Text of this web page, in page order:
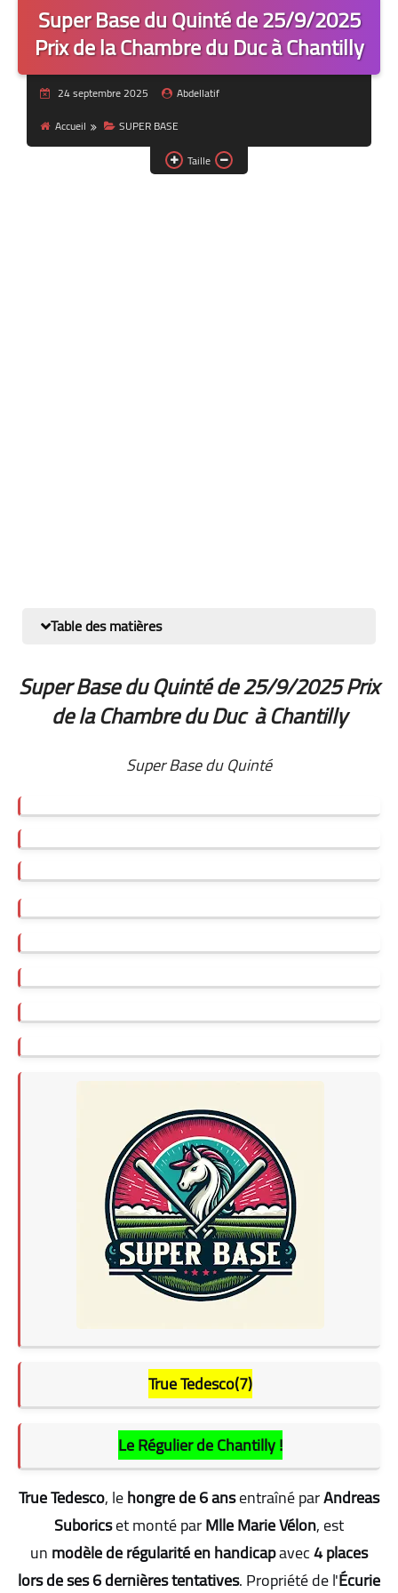
Super Base du Quinté de 25/9/2025
Prix de la Chambre du Duc à Chantilly
24 septembre 2025
Abdellatif
Accueil
SUPER BASE
Taille
Table des matières
Super Base du Quinté de 25/9/2025 Prix
de la Chambre du Duc à Chantilly
Super Base du Quinté
True Tedesco(7)
Le Régulier de Chantilly !
True Tedesco, lehongre de 6 ansentraîné parAndreas
Suboricset monté parMlle Marie Vélon, est
unmodèle de régularité en handicapavec4 places
lors de ses 6 dernières tentatives. Propriété de l'Écurie